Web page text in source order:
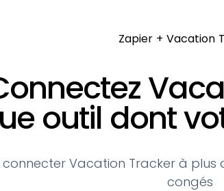
Zapier + Vacation
outil dont
connecter Vacation Tracker à
congés